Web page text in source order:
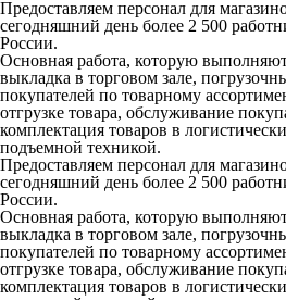
Предоставляем персонал для
сегодняшний день более 2 500
России.
Основная работа, которую
выкладка в торговом зале,
покупателей по товарному
отгрузке товара, обслуживание
комплектация товаров в
подъемной техникой.
Предоставляем персонал для
сегодняшний день более 2 500
России.
Основная работа, которую
выкладка в торговом зале,
покупателей по товарному
отгрузке товара, обслуживание
комплектация товаров в